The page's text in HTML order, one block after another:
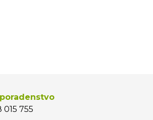
015 755